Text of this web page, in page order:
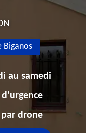
Biganos
au samedi
drone